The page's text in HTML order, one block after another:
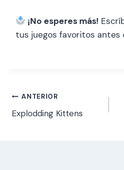
¡No esperes más!
tus juegos favoritos antes
ANTERIOR
Explodding Kittens